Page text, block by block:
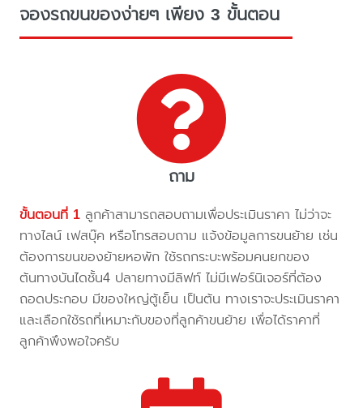
จองรถขนของง่ายๆ เพียง 3 ขั้นตอน
ถาม
ขั้นตอนที่ 1 ลูกค้าสามารถสอบถามเพื่อประเมินราคา ไม่ว่าจะ
ทางไลน์ เฟสบุ๊ค หรือโทรสอบถาม แจ้งข้อมูลการขนย้าย เช่น
ต้องการขนของย้ายหอพัก ใช้รถกระบะพร้อมคนยกของ
ต้นทางบันไดชั้น4 ปลายทางมีลิฟท์ ไม่มีเฟอร์นิเจอร์ที่ต้อง
ถอดประกอบ มีของใหญ่ตู้เย็น เป็นต้น ทางเราจะประเมินราคา
และเลือกใช้รถที่เหมาะกับของที่ลูกค้าขนย้าย เพื่อได้ราคาที่
ลูกค้าพึงพอใจครับ